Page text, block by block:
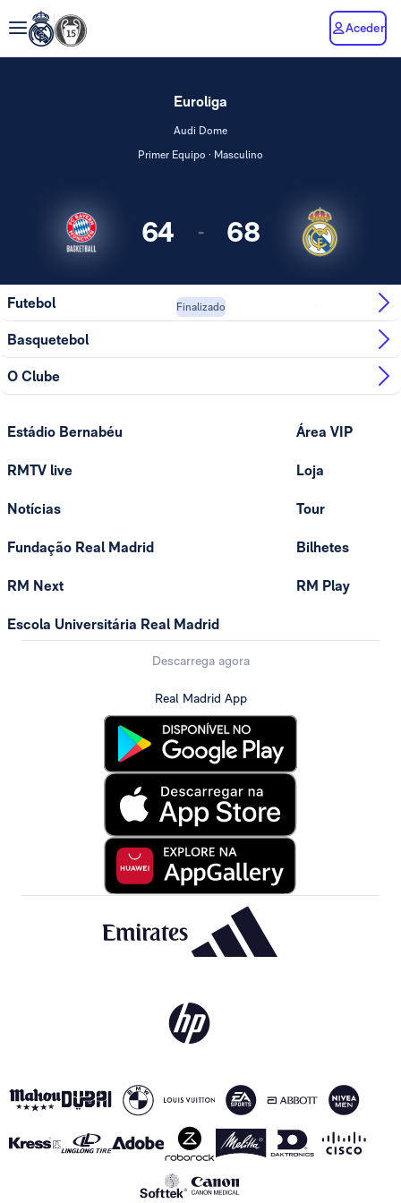
Aceder
Euroliga
Audi Dome
Primer Equipo · Masculino
64 - 68
Finalizado
Futebol
Basquetebol
O Clube
Estádio Bernabéu
RMTV live
Notícias
Fundação Real Madrid
RM Next
Escola Universitária Real Madrid
Área VIP
Loja
Tour
Bilhetes
RM Play
Descarrega agora
Real Madrid App